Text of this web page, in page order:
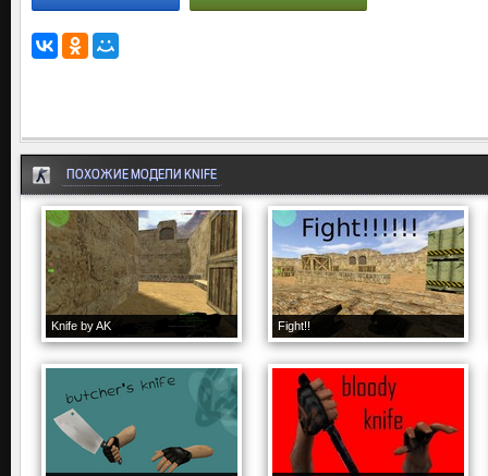
ПОХОЖИЕ МОДЕЛИ KNIFE
Knife by AK Fight!!